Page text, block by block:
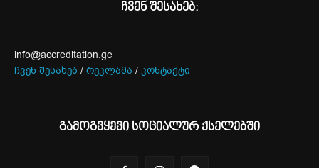
ჩვენ შესახებ:
info@accreditation.ge
ჩვენ შესახებ / რეკლამა / კონტაქტი
გამოგვყევი სოციალურ ქსელებში